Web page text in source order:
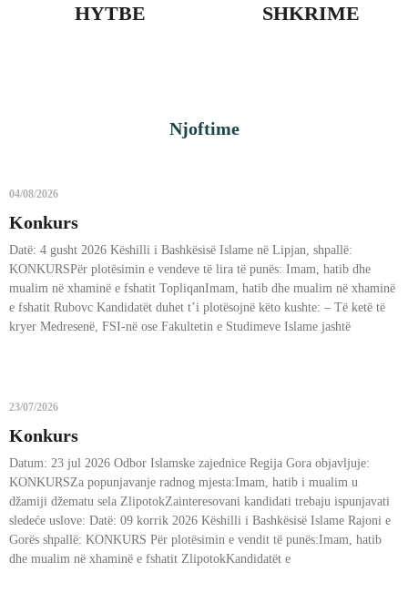
HYTBE​ SHKRIME
Njoftime
Konkurs
04/08/2026
Datë: 4 gusht 2026 Këshilli i Bashkësisë Islame në Lipjan, shpallë:
KONKURSPër plotësimin e vendeve të lira të punës: Imam, hatib dhe
mualim në xhaminë e fshatit TopliqanImam, hatib dhe mualim në xhaminë
e fshatit Rubovc Kandidatët duhet t’i plotësojnë këto kushte: – Të ketë të
kryer Medresenë, FSI-në ose Fakultetin e Studimeve Islame jashtë
Konkurs
23/07/2026
Datum: 23 jul 2026 Odbor Islamske zajednice Regija Gora objavljuje:
KONKURSZa popunjavanje radnog mjesta:Imam, hatib i mualim u
džamiji džematu sela ZlipotokZainteresovani kandidati trebaju ispunjavati
sledeće uslove: Datë: 09 korrik 2026 Këshilli i Bashkësisë Islame Rajoni e
Gorës shpallë: KONKURS Për plotësimin e vendit të punës:Imam, hatib
dhe mualim në xhaminë e fshatit ZlipotokKandidatët e